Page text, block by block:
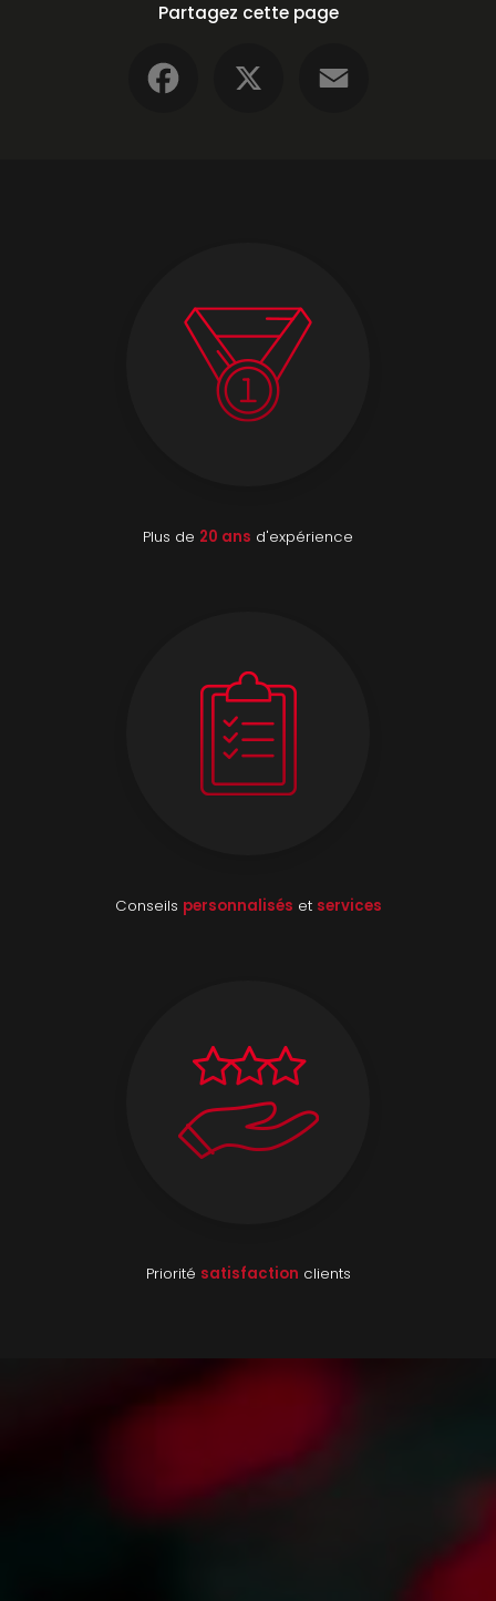
Partagez cette page
Plus de 20 ans d'expérience
Conseils personnalisés et services
Priorité satisfaction clients